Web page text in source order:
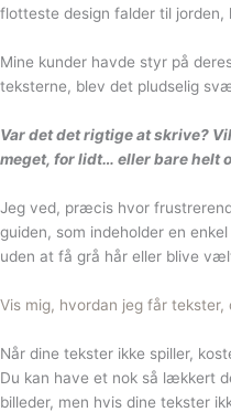
flotteste design falder til
Mine kunder havde styr på
teksterne, blev det pludselig
Var det det rigtige at skrive?
meget, for lidt… eller bare helt
Jeg ved, præcis hvor
guiden, som indeholder en
uden at få grå hår eller blive
Vis mig, hvordan jeg får tekster,
Når dine tekster ikke spiller,
Du kan have et nok så lækkert
billeder, men hvis dine tekster